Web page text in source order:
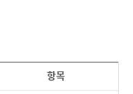
항목